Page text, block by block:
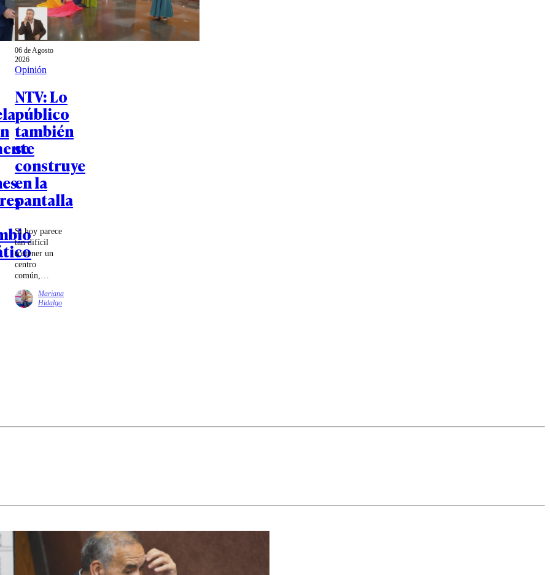
06 de Agosto
2026
Opinión
NTV: Lo
público
también
se
construye
en la
pantalla
Si hoy parece
tan difícil
sostener un
centro
común,
de la tarea
sea volver a
uno de esos
todavía es
pensar en
Mariana
Hidalgo